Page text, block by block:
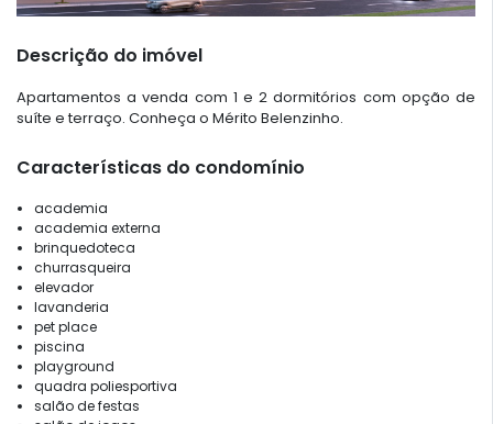
Descrição do imóvel
Apartamentos a venda com 1 e 2 dormitórios com opção de
suíte e terraço. Conheça o Mérito Belenzinho.
Características do condomínio
academia
academia externa
brinquedoteca
churrasqueira
elevador
lavanderia
pet place
piscina
playground
quadra poliesportiva
salão de festas